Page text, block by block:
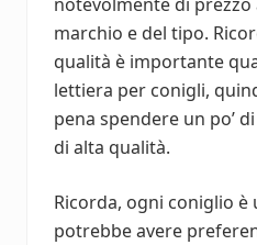
marchio e del tipo.
qualità è importante
lettiera per conigli,
pena spendere un po’
di alta qualità.
Ricorda, ogni coniglio è
potrebbe avere